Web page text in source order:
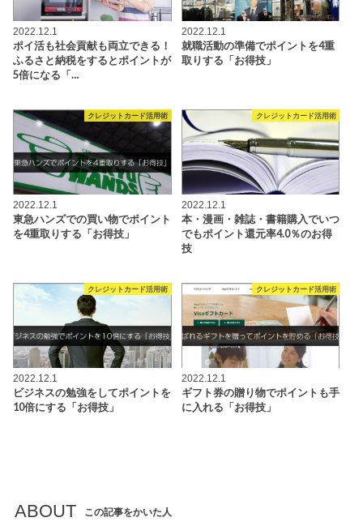
2022.12.1
ポイ活も社会貢献も両立できる！
ふるさと納税をするとポイントが
5倍になる「…
2022.12.1
就職活動の準備でポイントを4重
取りする「お得技」
クレジットカード活用術
2022.12.1
東急ハンズでの買い物でポイント
を4重取りする「お得技」
クレジットカード活用術
2022.12.1
本・漫画・雑誌・書籍購入でいつ
でもポイント還元率4.0％のお得
技
クレジットカード活用術
2022.12.1
ビジネスの勉強をしてポイントを
10倍にする「お得技」
クレジットカード活用術
2022.12.1
ギフト券の贈り物でポイントも手
に入れる「お得技」
ABOUT この記事をかいた人